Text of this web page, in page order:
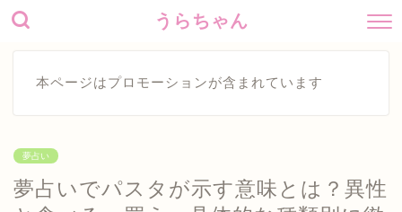
うらちゃん
本ページはプロモーションが含まれています
夢占い
夢占いでパスタが示す意味とは？異性